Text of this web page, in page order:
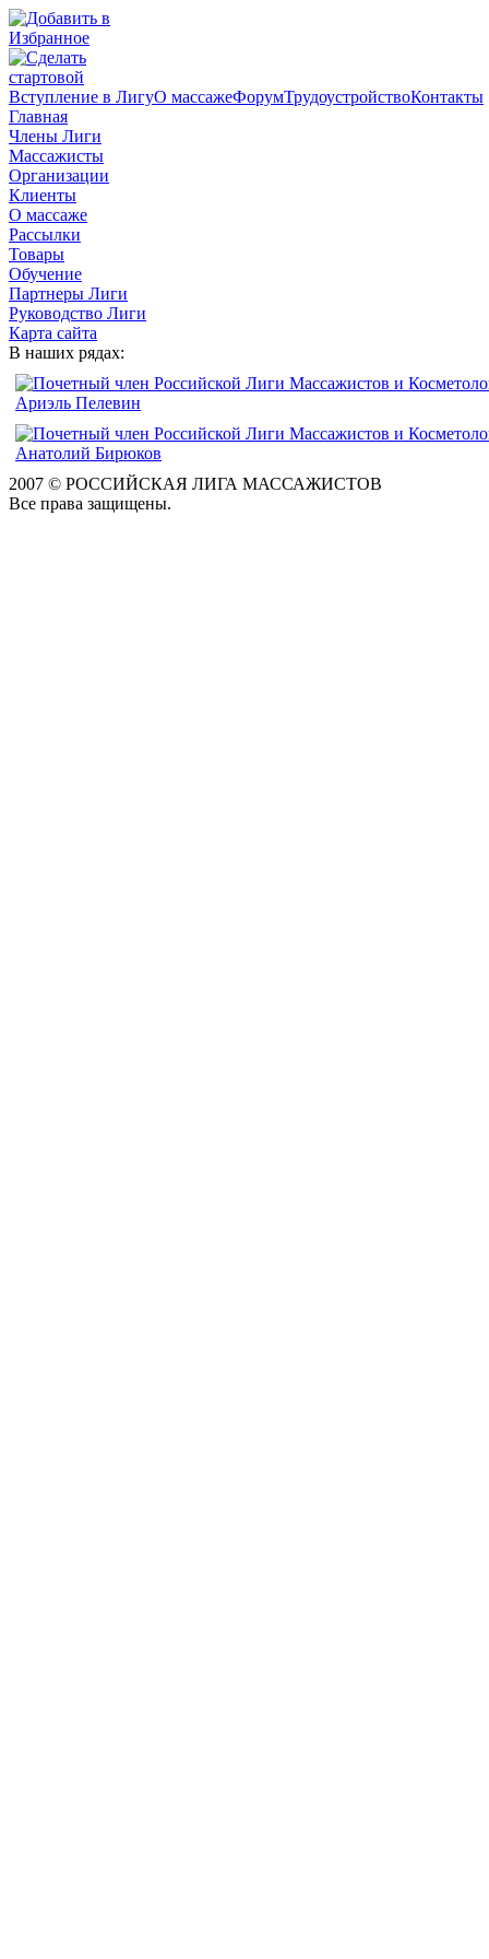
Вступление в ЛигуО массажеФорумТрудоустройствоКонтакты
Главная
Члены Лиги
Массажисты
Организации
Клиенты
О массаже
Рассылки
Товары
Обучение
Партнеры Лиги
Руководство Лиги
Карта сайта
В наших рядах:
2007 © РОССИЙСКАЯ ЛИГА МАССАЖИСТОВ
Все права защищены.